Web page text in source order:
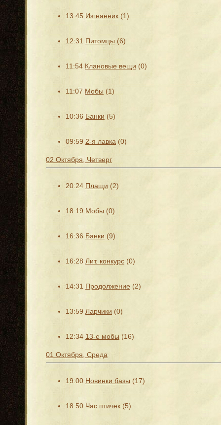
13:45 Изгнанник (1)
12:31 Питомцы (6)
11:54 Клановые вещи (0)
11:07 Мобы (1)
10:36 Банки (5)
09:59 2-я лавка (0)
02 Октября, Четверг
20:24 Плащи (2)
18:19 Мобы (0)
16:36 Банки (9)
16:28 Лит. конкурс (0)
14:31 Продолжение (2)
13:59 Ларчики (0)
12:34 13-е мобы (16)
01 Октября, Среда
19:00 Новинки базы (17)
18:50 Час птичек (5)